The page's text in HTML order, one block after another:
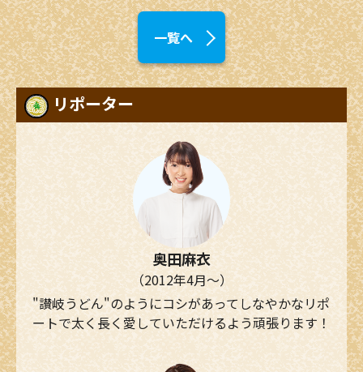
一覧へ
リポーター
奥田麻衣
（2012年4月～）
"讃岐うどん"のようにコシがあってしなやかなリポ
ートで太く長く愛していただけるよう頑張ります！